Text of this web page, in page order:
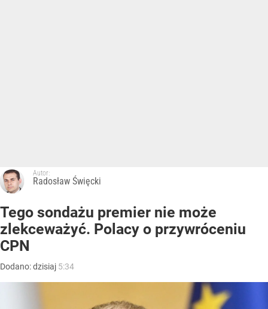
Autor:
Radosław Święcki
Tego sondażu premier nie może
zlekceważyć. Polacy o przywróceniu
CPN
Dodano:dzisiaj 5:34